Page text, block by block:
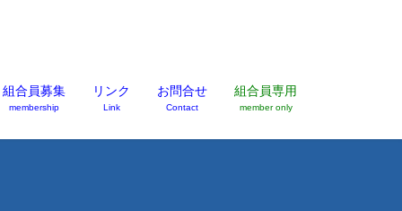
組合員募集
membership
リンク
Link
お問合せ
Contact
組合員専用
member only